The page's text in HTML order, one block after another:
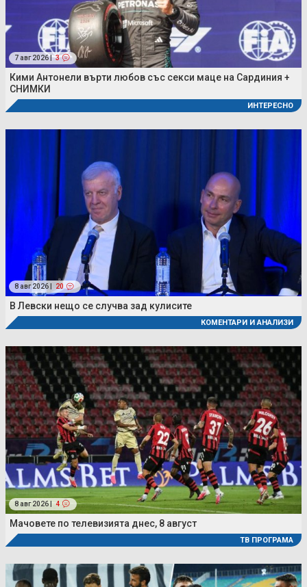
7 авг 2026 | 3
Кими Антонели върти любов със секси маце на Сардиния +
СНИМКИ
ИНТЕРЕСНО
8 авг 2026 | 20
В Левски нещо се случва зад кулисите
КОМЕНТАРИ И АНАЛИЗИ
8 авг 2026 | 4
Мачовете по телевизията днес, 8 август
ТВ ПРОГРАМА